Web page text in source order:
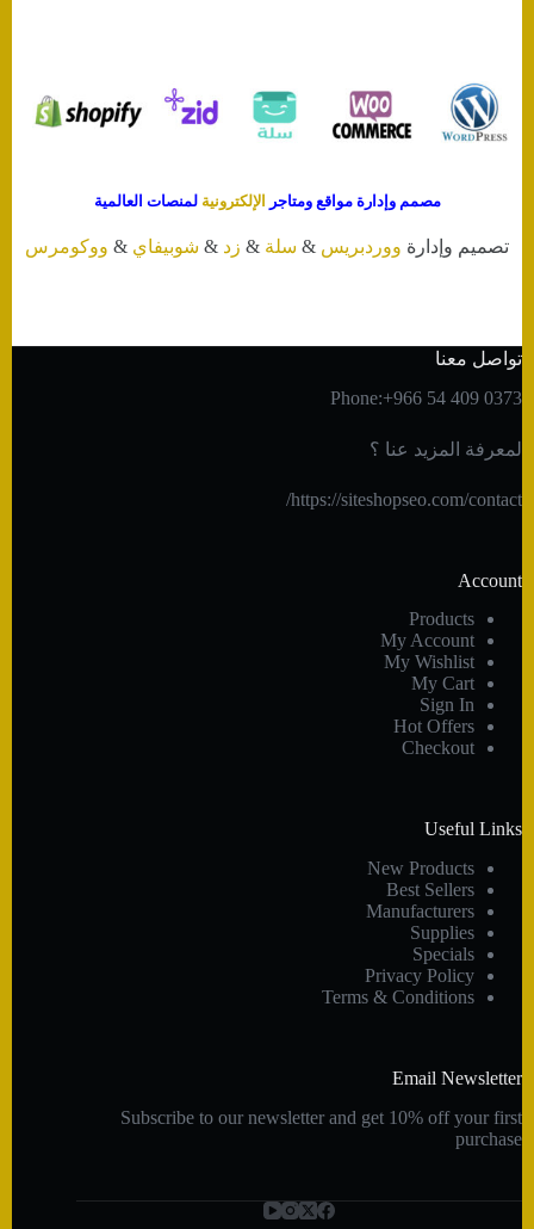
مصمم وإدارة مواقع ومتاجر الإلكترونية لمنصات العالمية
تصميم وإدارة ووردبريس & سلة & زد & شوبيفاي & ووكومرس
تواصل معنا
Phone:+966 54 409 0373
لمعرفة المزيد عنا ؟
https://siteshopseo.com/contact/
Account
Products
My Account
My Wishlist
My Cart
Sign In
Hot Offers
Checkout
Useful Links
New Products
Best Sellers
Manufacturers
Supplies
Specials
Privacy Policy
Terms & Conditions
Email Newsletter
Subscribe to our newsletter and get 10% off your first
purchase